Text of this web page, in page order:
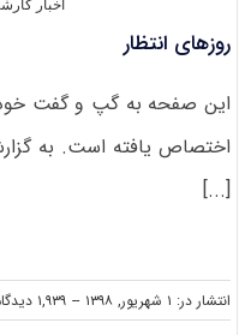
اخبار
روزهای انتظار
این صفحه به گپ و گفت
اختصاص یافته است. به
[...]
انتشار در: ۱ شهریور, ۱۳۹۸ -- ۱,۹۳۹ دیدگاه